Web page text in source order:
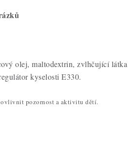
olej, maltodextrin, zvlhčující látka
kyselosti E330.
ovlivnit pozornost a aktivitu dětí.